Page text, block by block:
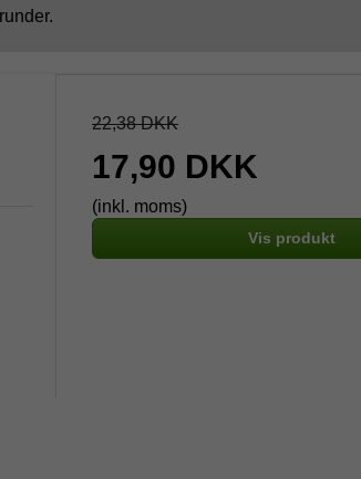
22,38 DKK
17,90 DKK
(inkl. moms)
Vis produkt